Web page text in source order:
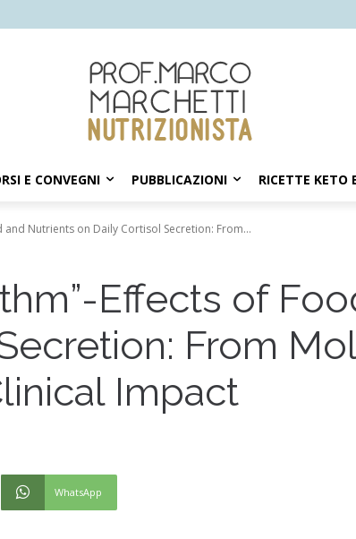
E CONVEGNI PUBBLICAZIONI RICETTE KETO
Nutrients on Daily Cortisol Secretion: From...
Effects of
From
Impact
WhatsApp